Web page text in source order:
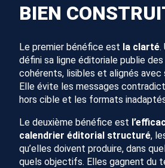
BIEN
Le premier bénéfice est la clarté.
défini sa ligne éditoriale publie
cohérents, lisibles et alignés avec
Elle évite les messages
hors cible et les formats
Le deuxième bénéfice est
calendrier éditorial structuré,
qu’elles doivent produire, dans
quels objectifs. Elles gagnent du